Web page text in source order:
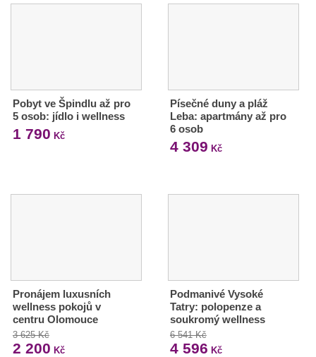
Pobyt ve Špindlu až pro
5 osob: jídlo i wellness
1 790 Kč
Písečné duny a pláž
Leba: apartmány až pro
6 osob
4 309 Kč
Pronájem luxusních
wellness pokojů v
centru Olomouce
3 625 Kč
2 200 Kč
Podmanivé Vysoké
Tatry: polopenze a
soukromý wellness
6 541 Kč
4 596 Kč